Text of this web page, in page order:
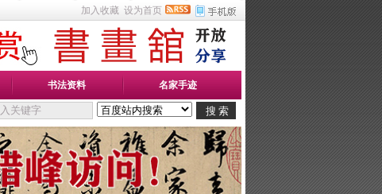
加入收藏 设为首页
书法资料 名家手迹